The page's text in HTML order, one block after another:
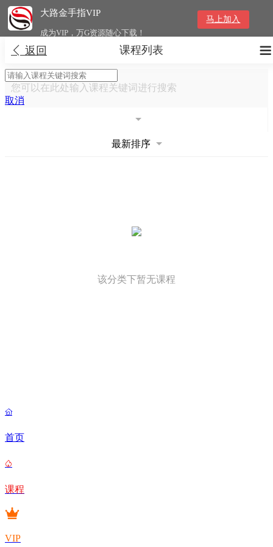
大路金手指VIP
成为VIP，万G资源随心下载！
马上加入
 返回 
课程列表
您可以在此处输入课程关键词进行搜索
取消
最新排序
该分类下暂无课程

首页

课程
VIP